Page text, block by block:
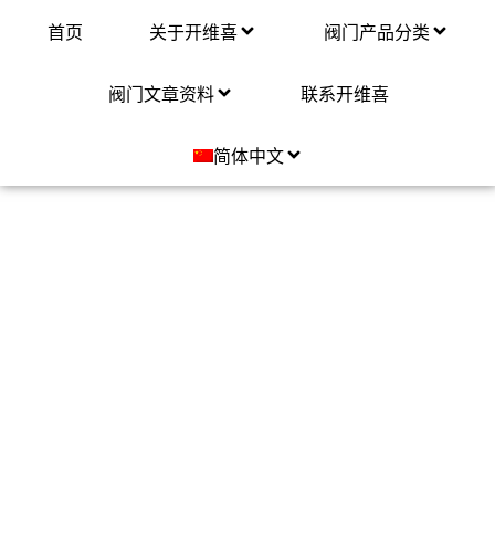
首页 关于开维喜 阀门产品分类
阀门文章资料 联系开维喜
简体中文